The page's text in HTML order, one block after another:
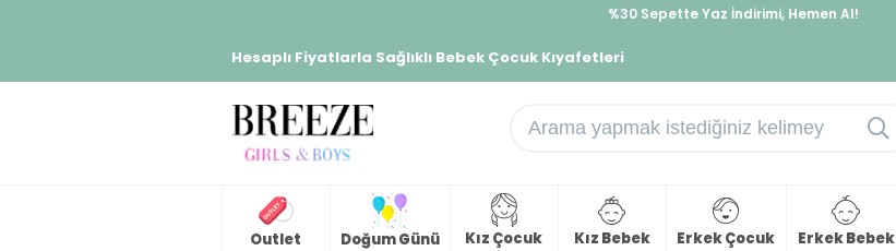
%30 Sepette Yaz İndirimi, Hemen Al!
Hesaplı Fiyatlarla Sağlıklı Bebek Çocuk Kıyafetleri
Outlet
Doğum Günü
Kız Çocuk
Kız Bebek
Erkek Çocuk
Erkek Bebek